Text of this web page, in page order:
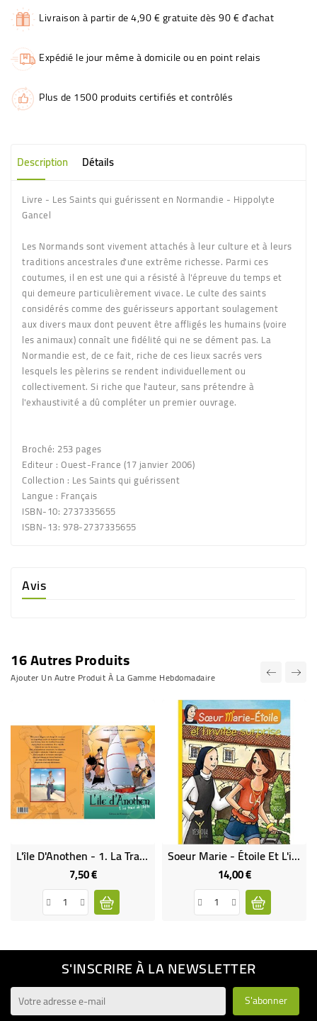
Livraison à partir de 4,90 € gratuite dès 90 € d'achat
Expédié le jour même à domicile ou en point relais
Plus de 1500 produits certifiés et contrôlés
Description Détails
Livre - Les Saints qui guérissent en Normandie - Hippolyte
Gancel
Les Normands sont vivement attachés à leur culture et à leurs
traditions ancestrales d'une extrême richesse. Parmi ces
coutumes, il en est une qui a résisté à l'épreuve du temps et
qui demeure particulièrement vivace. Le culte des saints
considérés comme des guérisseurs apportant soulagement
aux divers maux dont peuvent être affligés les humains (voire
les animaux) connaît une fidélité qui ne se dément pas. La
Normandie est, de ce fait, riche de ces lieux sacrés vers
lesquels les pèlerins se rendent individuellement ou
collectivement. Si riche que l'auteur, sans prétendre à
l'exhaustivité a dû compléter un premier ouvrage.
Broché: 253 pages
Editeur : Ouest-France (17 janvier 2006)
Collection : Les Saints qui guérissent
Langue : Français
ISBN-10: 2737335655
ISBN-13: 978-2737335655
Avis
16 Autres Produits
Ajouter Un Autre Produit À La Gamme Hebdomadaire
L'île D'Anothen - 1. La Trace Du Stylite (BD) - HADEVIS LAMART GOURDIN
7,50 €Prix
Soeur Marie - Étoile Et L'invité Surprise (LIVRE - BD)
14,00 €Prix
S'INSCRIRE À LA NEWSLETTER